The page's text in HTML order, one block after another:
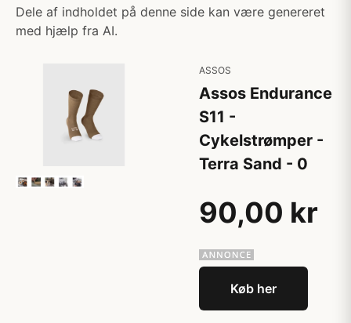
Dele af indholdet på denne side kan være genereret
med hjælp fra AI.
ASSOS
Assos Endurance
S11 -
Cykelstrømper -
Terra Sand - 0
90,00 kr
Køb her